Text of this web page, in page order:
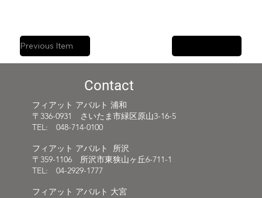
Previous Item
Contact
フィアット アバルト 浦和
〒336-0931 さいたま市緑区原山3-16-5
TEL: 048-714-0100
フィアット アバルト 所沢
〒359-1106 所沢市東狭山ヶ丘6-711-1
TEL: 04-2929-1777
フィアット アバルト 大宮